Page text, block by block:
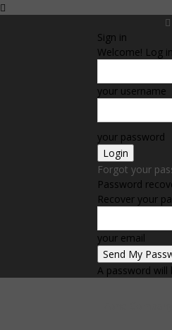
Sign in
Welcome! Log
your username
your password
Forgot your
Password
Recover your
your email
A password will